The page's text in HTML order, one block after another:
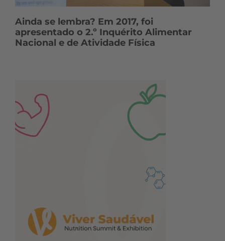
Ainda se lembra? Em 2017, foi
apresentado o 2.º Inquérito Alimentar
Nacional e de Atividade Física